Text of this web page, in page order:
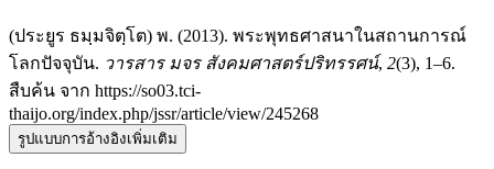
(ประยูร ธมฺมจิตฺโต) พ. (2013). พระพุทธศาสนาในสถานการณ์
โลกปัจจุบัน. วารสาร มจร สังคมศาสตร์ปริทรรศน์, 2(3), 1–6.
สืบค้น จาก https://so03.tci-
thaijo.org/index.php/jssr/article/view/245268
รูปแบบการอ้างอิงเพิ่มเติม